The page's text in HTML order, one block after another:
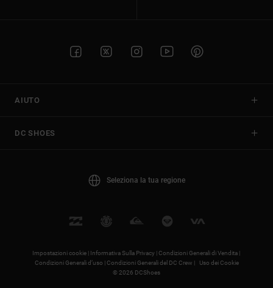
AIUTO
DC SHOES
Seleziona la tua regione
Impostazioni cookie | Informativa Sulla Privacy |Condizioni Generali di Vendita |
Condizioni Generali d’uso |Condizioni Generali del DC Crew |
Uso dei Cookie
© 2026 DCShoes